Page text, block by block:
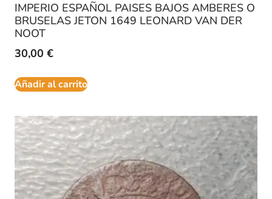
IMPERIO ESPAÑOL PAISES BAJOS AMBERES O
BRUSELAS JETON 1649 LEONARD VAN DER
NOOT
30,00 €
Añadir al carrito